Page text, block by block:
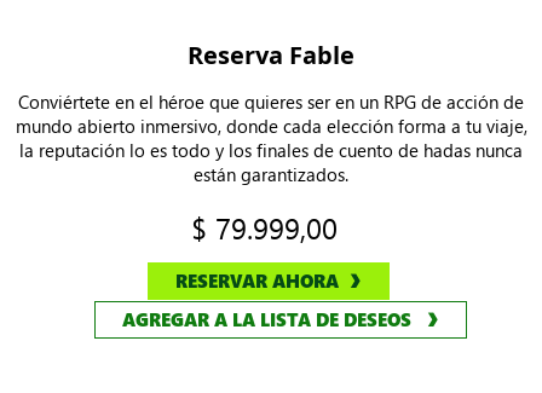
Reserva Fable
Conviértete en el héroe que quieres ser en un RPG de acción de
mundo abierto inmersivo, donde cada elección forma a tu viaje,
la reputación lo es todo y los finales de cuento de hadas nunca
están garantizados.
$ 79.999,00
RESERVAR AHORA